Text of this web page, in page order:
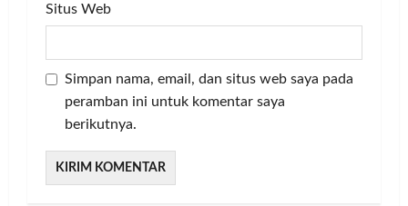
Situs Web
Simpan nama, email, dan situs web saya pada
peramban ini untuk komentar saya
berikutnya.